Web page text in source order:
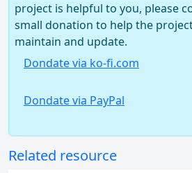
project is helpful to you, please
small donation to help the
maintain and update.
Dondate via ko-fi.com
Dondate via PayPal
Related resource